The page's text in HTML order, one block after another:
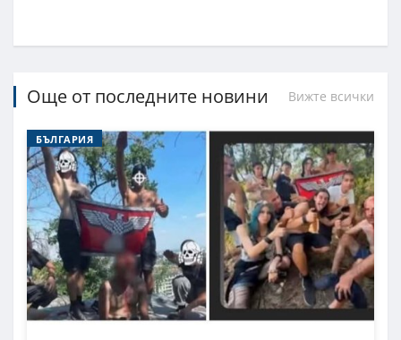
Още от последните новини Вижте всички
БЪЛГАРИЯ